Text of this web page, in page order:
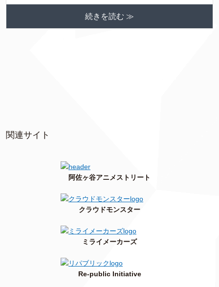
続きを読む ≫
関連サイト
阿佐ヶ谷アニメストリート
クラウドモンスター
ミライメーカーズ
Re-public Initiative